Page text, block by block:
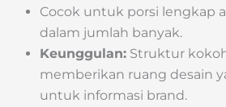
Cocok untuk porsi lengkap
dalam jumlah banyak.
Keunggulan:Struktur
memberikan ruang desain
untuk informasi brand.